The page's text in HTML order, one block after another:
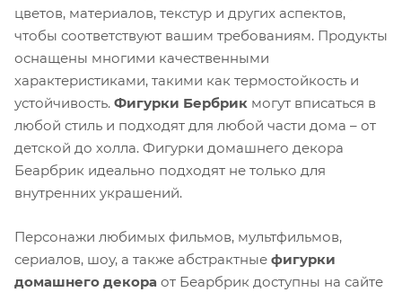
цветов, материалов, текстур и других аспектов,
чтобы соответствуют вашим требованиям. Продукты
оснащены многими качественными
характеристиками, такими как термостойкость и
устойчивость. Фигурки Бербрик могут вписаться в
любой стиль и подходят для любой части дома – от
детской до холла. Фигурки домашнего декора
Беарбрик идеально подходят не только для
внутренних украшений.
Персонажи любимых фильмов, мультфильмов,
сериалов, шоу, а также абстрактные фигурки
домашнего декора от Беарбрик доступны на сайте